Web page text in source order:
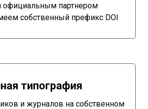
партнером
собственный префикс DOI
типография
и журналов на собственном